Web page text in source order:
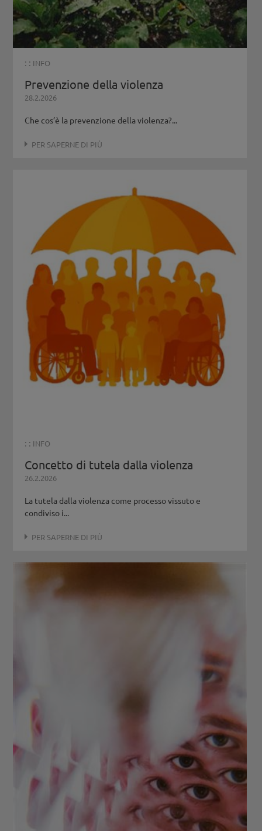
: : INFO
Prevenzione della violenza
28.2.2026
Che cos’è la prevenzione della violenza?...
PER SAPERNE DI PIÙ
: : INFO
Concetto di tutela dalla violenza
26.2.2026
La tutela dalla violenza come processo vissuto e
condiviso i...
PER SAPERNE DI PIÙ